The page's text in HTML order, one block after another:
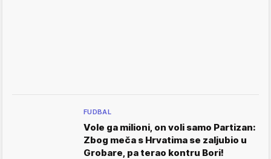
FUDBAL
Vole ga milioni, on voli samo Partizan:
Zbog meča s Hrvatima se zaljubio u
Grobare, pa terao kontru Bori!